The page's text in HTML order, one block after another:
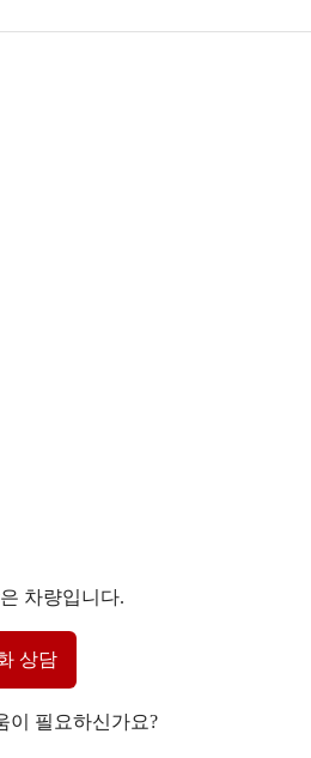
차량입니다.
상담
이 필요하신가요?